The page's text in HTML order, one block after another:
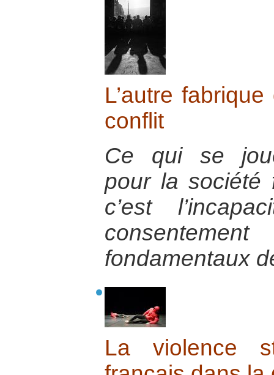
L’autre
conflit
Ce qui se
pour la société
c’est
fondamentaux
La violence